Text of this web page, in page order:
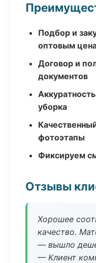
Подбор и
оптовым
Договор и
документов
уборка
фотоэтапы
Фиксируем
Отзывы
Хорошее
качество.
— вышло
— Клиент